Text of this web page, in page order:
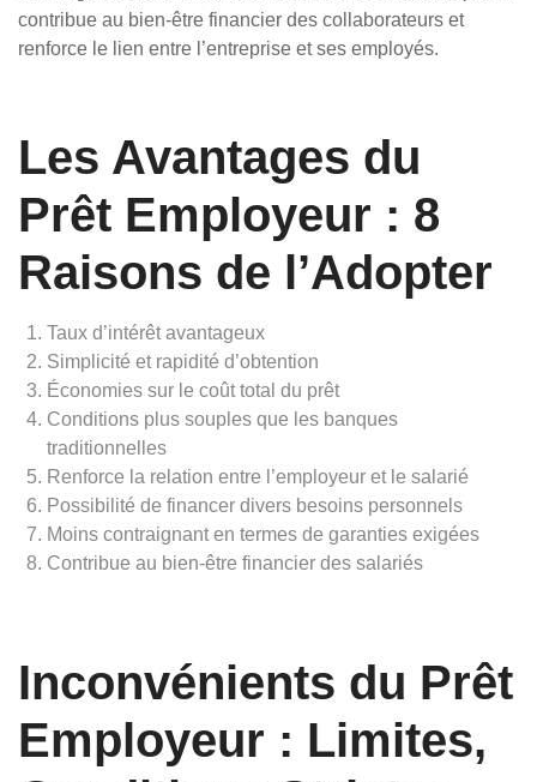
contribue au bien-être financier des collaborateurs et
renforce le lien entre l’entreprise et ses employés.
Les Avantages du
Prêt Employeur : 8
Raisons de l’Adopter
Taux d’intérêt avantageux
Simplicité et rapidité d’obtention
Économies sur le coût total du prêt
Conditions plus souples que les banques
traditionnelles
Renforce la relation entre l’employeur et le salarié
Possibilité de financer divers besoins personnels
Moins contraignant en termes de garanties exigées
Contribue au bien-être financier des salariés
Inconvénients du Prêt
Employeur : Limites,